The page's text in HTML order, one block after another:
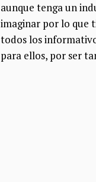
aunque tenga un
imaginar por lo que
todos los
para ellos, por ser